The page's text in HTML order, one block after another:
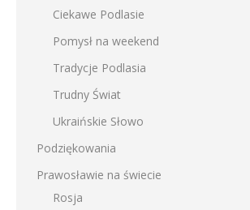
Ciekawe Podlasie
Pomysł na weekend
Tradycje Podlasia
Trudny Świat
Ukraińskie Słowo
Podziękowania
Prawosławie na świecie
Rosja